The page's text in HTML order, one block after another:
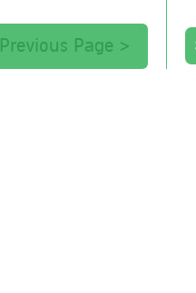
< Previous Page